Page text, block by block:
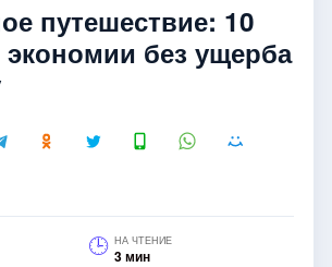
путешествие: 10
экономии без ущерба
НА ЧТЕНИЕ
3 мин